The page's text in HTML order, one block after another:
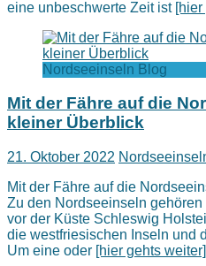
eine unbeschwerte Zeit ist [hier
Nordseeinseln Blog
Mit der Fähre auf die
kleiner Überblick
21. Oktober 2022
Mit der Fähre auf die
Zu den Nordseeinseln
vor der Küste Schleswig
die westfriesischen Inseln und
Um eine oder [hier gehts weiter]